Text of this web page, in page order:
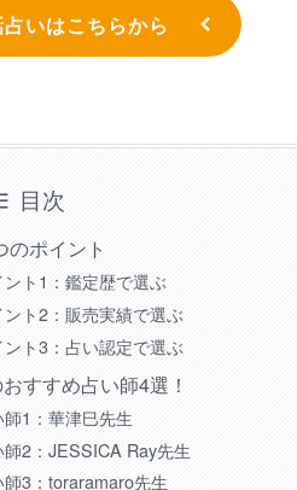
いはこちらから
目次
ポイント
ト1：鑑定歴で選ぶ
ト2：販売実績で選ぶ
ト3：占い認定で選ぶ
すすめ占い師4選！
1：華津巳先生
2：JESSICA Ray先生
3：toraramaro先生